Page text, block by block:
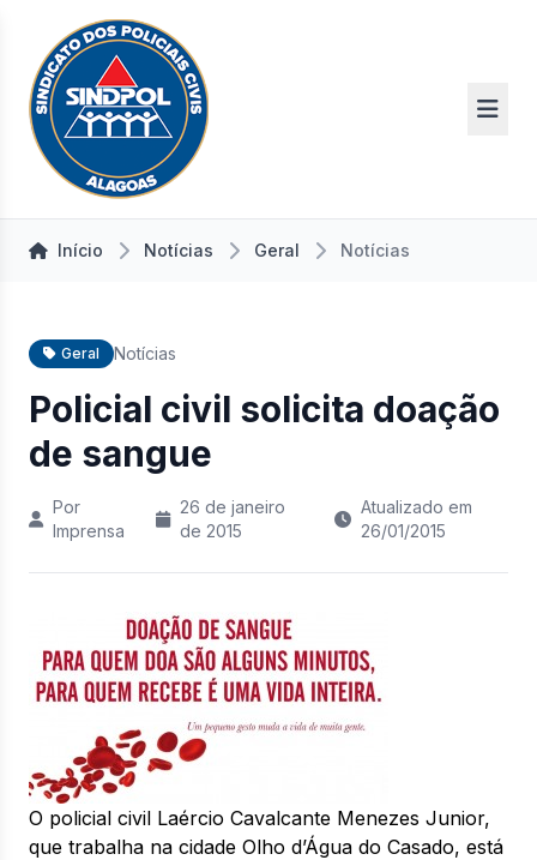
Início Notícias Geral Notícias
Geral Notícias
Policial civil solicita doação
de sangue
Por
Imprensa
26 de janeiro
de 2015
Atualizado em
26/01/2015
O policial civil Laércio Cavalcante Menezes Junior,
que trabalha na cidade Olho d’Água do Casado, está